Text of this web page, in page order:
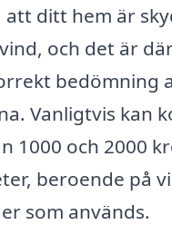
att ditt hem är
och det är
bedömning
Vanligtvis kan
1000 och 2000
beroende på
som används.